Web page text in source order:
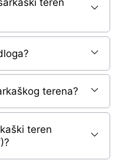
terena?
teren